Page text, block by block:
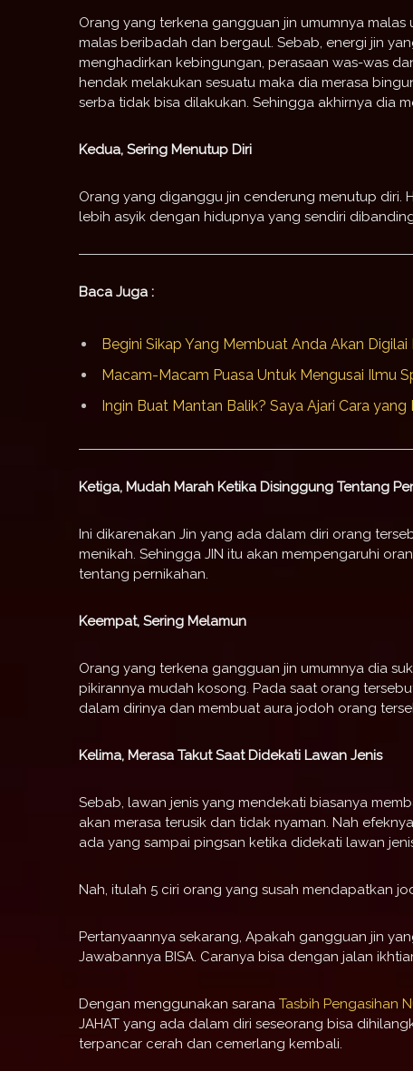
Orang yang terkena gangguan jin umumnya
malas beribadah dan bergaul. Sebab, energi jin
menghadirkan kebingungan, perasaan was-was
hendak melakukan sesuatu maka dia merasa
serba tidak bisa dilakukan. Sehingga akhirnya dia
Kedua, Sering Menutup Diri
Orang yang diganggu jin cenderung menutup diri.
lebih asyik dengan hidupnya yang sendiri
Baca Juga :
Begini Sikap Yang Membuat Anda Akan Digilai
Macam-Macam Puasa Untuk Mengusai Ilmu
Ingin Buat Mantan Balik? Saya Ajari Cara
Ketiga, Mudah Marah Ketika Disinggung Tentang
Ini dikarenakan Jin yang ada dalam diri orang
menikah. Sehingga JIN itu akan mempengaruhi
tentang pernikahan.
Keempat, Sering Melamun
Orang yang terkena gangguan jin umumnya dia
pikirannya mudah kosong. Pada saat orang
dalam dirinya dan membuat aura jodoh orang
Kelima, Merasa Takut Saat Didekati Lawan Jenis
Sebab, lawan jenis yang mendekati biasanya
akan merasa terusik dan tidak nyaman. Nah
ada yang sampai pingsan ketika didekati lawan
Nah, itulah 5 ciri orang yang susah mendapatkan
Pertanyaannya sekarang, Apakah gangguan jin
Jawabannya BISA. Caranya bisa dengan jalan
Dengan menggunakan sarana Tasbih Pengasihan
JAHAT yang ada dalam diri seseorang bisa
terpancar cerah dan cemerlang kembali.